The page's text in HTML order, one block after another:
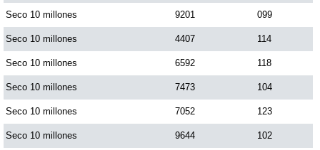
Seco 10 millones 9201 099
Seco 10 millones 4407 114
Seco 10 millones 6592 118
Seco 10 millones 7473 104
Seco 10 millones 7052 123
Seco 10 millones 9644 102